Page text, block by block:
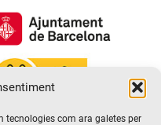
tecnologies com ara galetes per